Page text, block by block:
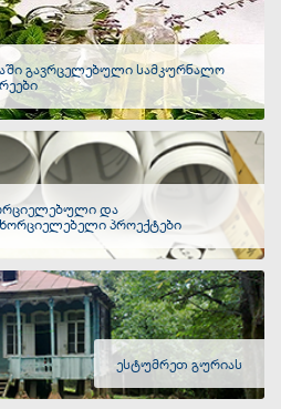
გავრცელებული სამკურნალო
და
პროექტები
ესტუმრეთ გურიას